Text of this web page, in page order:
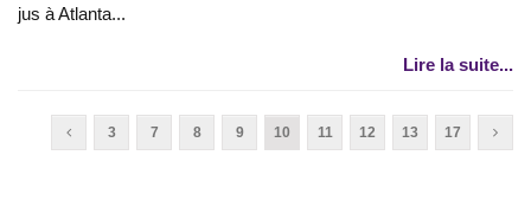
jus à Atlanta...
Lire la suite...
3 7 8 9 10 11 12 13 17